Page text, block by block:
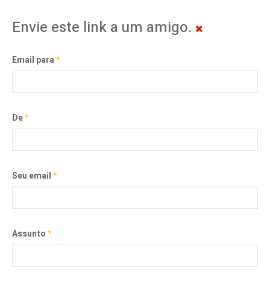
Envie este link a um amigo.
Email para*
De*
Seu email*
Assunto*